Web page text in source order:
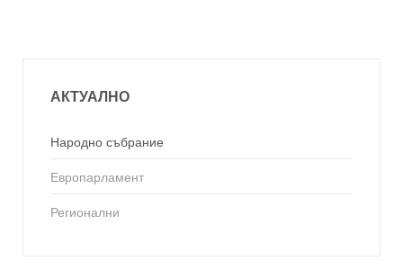
АКТУАЛНО
Народно събрание
Европарламент
Регионални